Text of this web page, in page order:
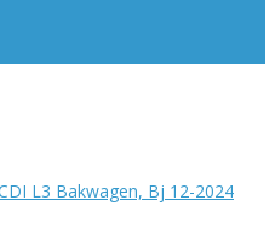
L3 Bakwagen, Bj 12-2024